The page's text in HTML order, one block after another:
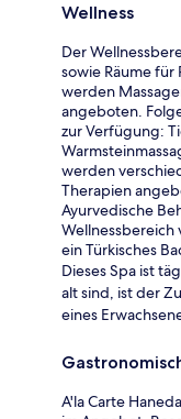
Wellness
Der
sowie Räume für
werden
angeboten.
zur Verfügung:
werden
Therapien
Ayurvedische
Wellnessbereich
ein Türkisches
Dieses Spa ist
alt sind, ist der
eines
A'la Carte